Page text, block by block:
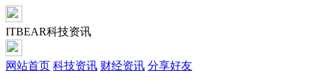
ITBEAR科技资讯
网站首页 科技资讯 财经资讯 分享好友